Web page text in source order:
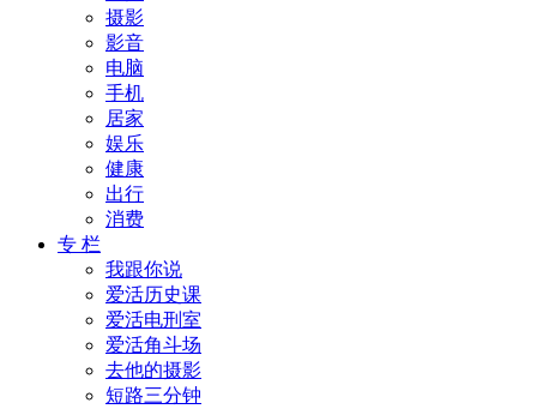
摄影
影音
电脑
手机
居家
娱乐
健康
出行
消费
专 栏
我跟你说
爱活历史课
爱活电刑室
爱活角斗场
去他的摄影
短路三分钟